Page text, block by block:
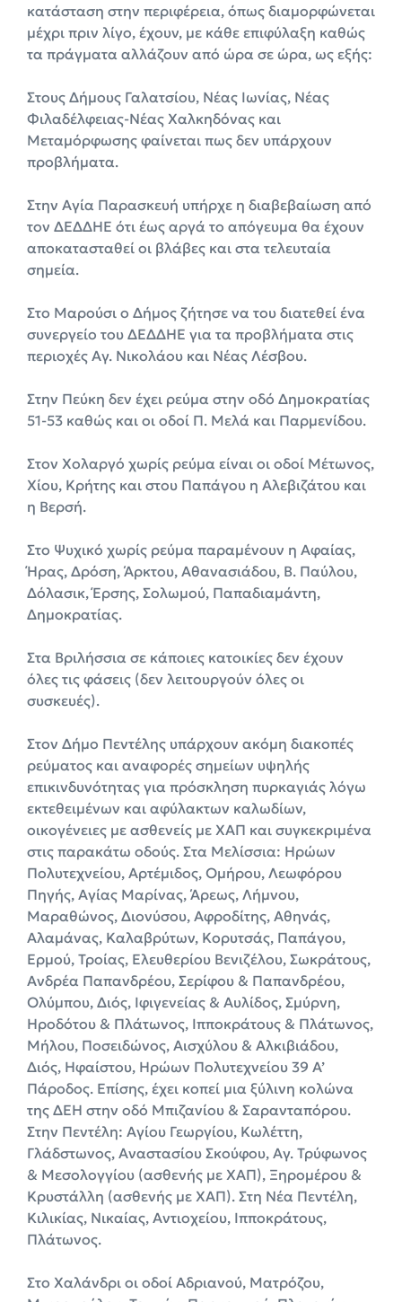
κατάσταση στην περιφέρεια, όπως διαμορφώνεται
μέχρι πριν λίγο, έχουν, με κάθε επιφύλαξη καθώς
τα πράγματα αλλάζουν από ώρα σε ώρα, ως εξής:
Στους Δήμους Γαλατσίου, Νέας Ιωνίας, Νέας
Φιλαδέλφειας-Νέας Χαλκηδόνας και
Μεταμόρφωσης φαίνεται πως δεν υπάρχουν
προβλήματα.
Στην Αγία Παρασκευή υπήρχε η διαβεβαίωση από
τον ΔΕΔΔΗΕ ότι έως αργά το απόγευμα θα έχουν
αποκατασταθεί οι βλάβες και στα τελευταία
σημεία.
Στο Μαρούσι ο Δήμος ζήτησε να του διατεθεί ένα
συνεργείο του ΔΕΔΔΗΕ για τα προβλήματα στις
περιοχές Αγ. Νικολάου και Νέας Λέσβου.
Στην Πεύκη δεν έχει ρεύμα στην οδό Δημοκρατίας
51-53 καθώς και οι οδοί Π. Μελά και Παρμενίδου.
Στον Χολαργό χωρίς ρεύμα είναι οι οδοί Μέτωνος,
Χίου, Κρήτης και στου Παπάγου η Αλεβιζάτου και
η Βερσή.
Στο Ψυχικό χωρίς ρεύμα παραμένουν η Αφαίας,
Ήρας, Δρόση, Άρκτου, Αθανασιάδου, Β. Παύλου,
Δόλασικ, Έρσης, Σολωμού, Παπαδιαμάντη,
Δημοκρατίας.
Στα Βριλήσσια σε κάποιες κατοικίες δεν έχουν
όλες τις φάσεις (δεν λειτουργούν όλες οι
συσκευές).
Στον Δήμο Πεντέλης υπάρχουν ακόμη διακοπές
ρεύματος και αναφορές σημείων υψηλής
επικινδυνότητας για πρόσκληση πυρκαγιάς λόγω
εκτεθειμένων και αφύλακτων καλωδίων,
οικογένειες με ασθενείς με ΧΑΠ και συγκεκριμένα
στις παρακάτω οδούς. Στα Μελίσσια: Ηρώων
Πολυτεχνείου, Αρτέμιδος, Ομήρου, Λεωφόρου
Πηγής, Αγίας Μαρίνας, Άρεως, Λήμνου,
Μαραθώνος, Διονύσου, Αφροδίτης, Αθηνάς,
Αλαμάνας, Καλαβρύτων, Κορυτσάς, Παπάγου,
Ερμού, Τροίας, Ελευθερίου Βενιζέλου, Σωκράτους,
Ανδρέα Παπανδρέου, Σερίφου & Παπανδρέου,
Ολύμπου, Διός, Ιφιγενείας & Αυλίδος, Σμύρνη,
Ηροδότου & Πλάτωνος, Ιπποκράτους & Πλάτωνος,
Μήλου, Ποσειδώνος, Αισχύλου & Αλκιβιάδου,
Διός, Ηφαίστου, Ηρώων Πολυτεχνείου 39 Α’
Πάροδος. Επίσης, έχει κοπεί μια ξύλινη κολώνα
της ΔΕΗ στην οδό Μπιζανίου & Σαρανταπόρου.
Στην Πεντέλη: Αγίου Γεωργίου, Κωλέττη,
Γλάδστωνος, Αναστασίου Σκούφου, Αγ. Τρύφωνος
& Μεσολογγίου (ασθενής με ΧΑΠ), Ξηρομέρου &
Κρυστάλλη (ασθενής με ΧΑΠ). Στη Νέα Πεντέλη,
Κιλικίας, Νικαίας, Αντιοχείου, Ιπποκράτους,
Πλάτωνος.
Στο Χαλάνδρι οι οδοί Αδριανού, Ματρόζου,